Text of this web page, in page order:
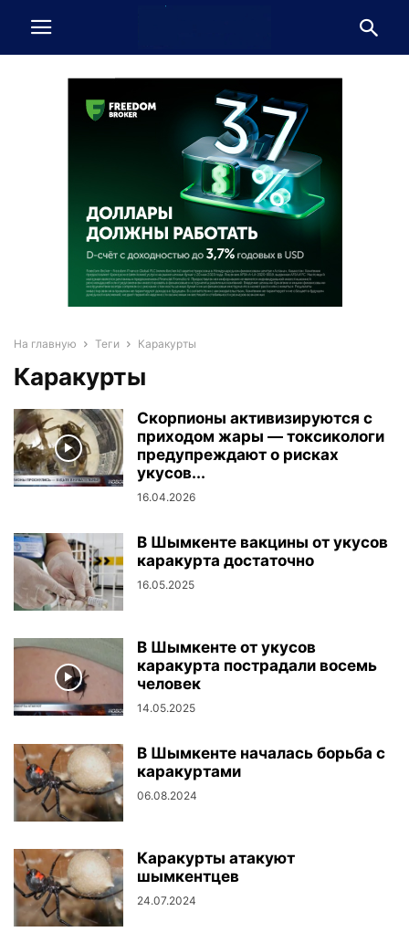
На главную Теги Каракурты
Каракурты
Скорпионы активизируются с
приходом жары — токсикологи
предупреждают о рисках
укусов...
16.04.2026
В Шымкенте вакцины от укусов
каракурта достаточно
16.05.2025
В Шымкенте от укусов
каракурта пострадали восемь
человек
14.05.2025
В Шымкенте началась борьба с
каракуртами
06.08.2024
Каракурты атакуют
шымкентцев
24.07.2024